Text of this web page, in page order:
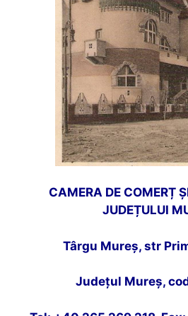
CAMERA DE COMERȚ
JUDEȚULUI
Târgu Mureș, str
Județul Mureș,